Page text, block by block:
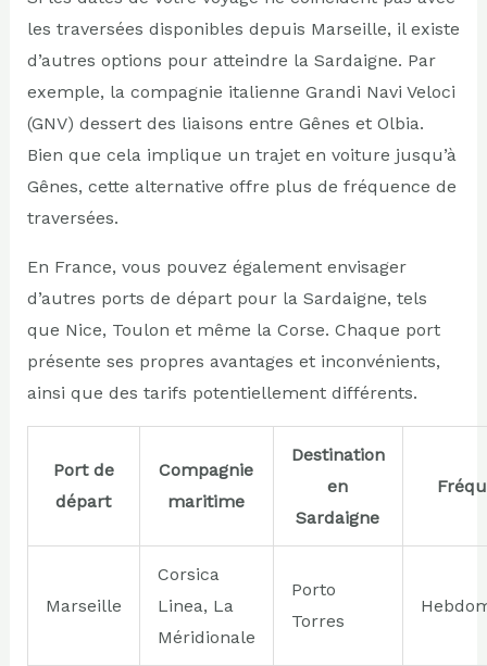
les traversées disponibles depuis Marseille, il existe
d’autres options pour atteindre la Sardaigne. Par
exemple, la compagnie italienne Grandi Navi Veloci
(GNV) dessert des liaisons entre Gênes et Olbia.
Bien que cela implique un trajet en voiture jusqu’à
Gênes, cette alternative offre plus de fréquence de
traversées.
En France, vous pouvez également envisager
d’autres ports de départ pour la Sardaigne, tels
que Nice, Toulon et même la Corse. Chaque port
présente ses propres avantages et inconvénients,
ainsi que des tarifs potentiellement différents.
Port de
départ
Compagnie
maritime
Destination
en
Sardaigne
Marseille
Corsica
Linea, La
Méridionale
Porto
Torres